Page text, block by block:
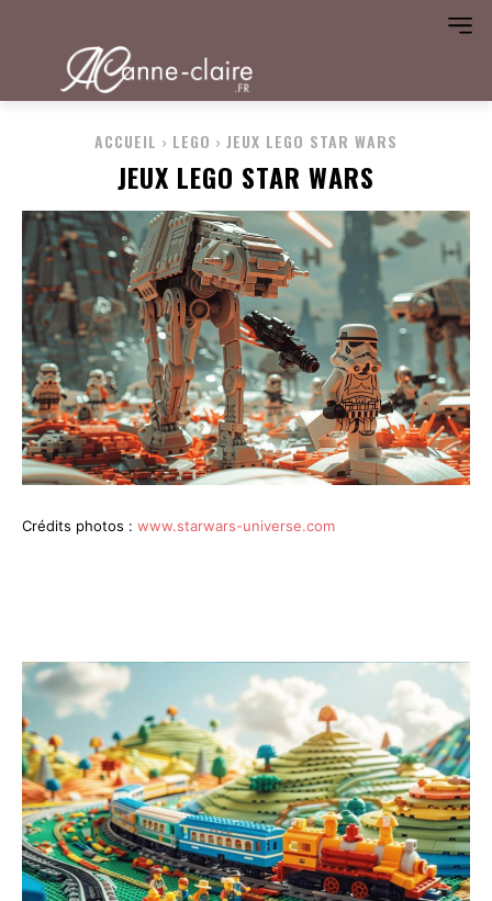
ACCUEIL LEGO JEUX LEGO STAR WARS
JEUX LEGO STAR WARS
Crédits photos : www.starwars-universe.com